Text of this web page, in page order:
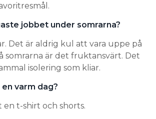
jobbet under somrarna?
Det är aldrig kul att vara uppe på
somrarna är det fruktansvärt. Det
isolering som kliar.
varm dag?
en t-shirt och shorts.